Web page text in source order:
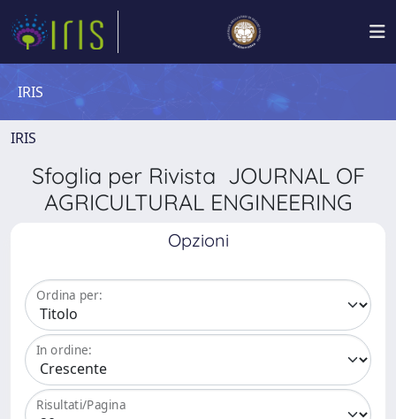
IRIS
IRIS
Sfoglia per Rivista JOURNAL OF
AGRICULTURAL ENGINEERING
Opzioni
Ordina per:
In ordine:
Risultati/Pagina